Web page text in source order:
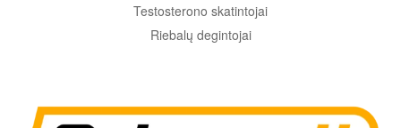
Testosterono skatintojai
Riebalų degintojai